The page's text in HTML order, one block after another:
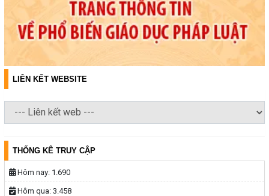
LIÊN KẾT WEBSITE
THỐNG KÊ TRUY CẬP
Hôm nay: 1.690
Hôm qua: 3.458